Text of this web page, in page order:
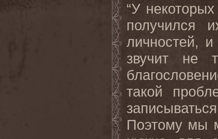
“У
получился
личностей,
звучит не
такой
Поэтому мы